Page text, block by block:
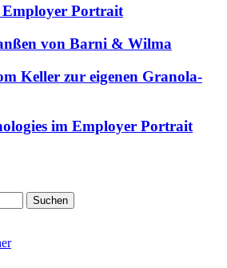
Portrait
von Barni & Wilma
Keller zur eigenen Granola-
im Employer Portrait